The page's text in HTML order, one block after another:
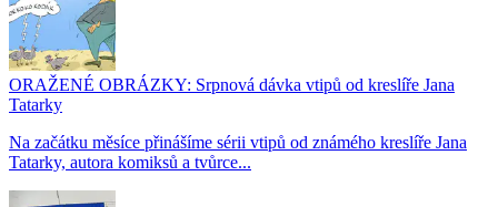
ORAŽENÉ OBRÁZKY: Srpnová dávka vtipů od kreslíře Jana
Tatarky
Na začátku měsíce přinášíme sérii vtipů od známého kreslíře Jana
Tatarky, autora komiksů a tvůrce...